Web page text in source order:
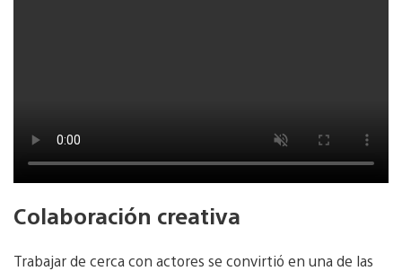
Colaboración creativa
Trabajar de cerca con actores se convirtió en una de las